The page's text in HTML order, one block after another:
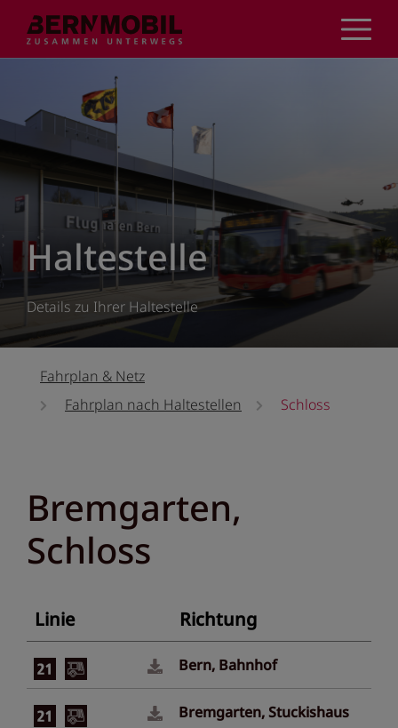
Inhalt
Haltestelle
Details zu Ihrer Haltestelle
Fahrplan & Netz
Fahrplan nach Haltestellen
Schloss
Bremgarten,
Schloss
Linie Richtung
Bern, Bahnhof
Bremgarten, Stuckishaus